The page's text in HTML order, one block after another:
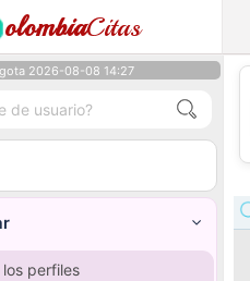
olombiaCitas
2026-08-08 14:27
perfiles